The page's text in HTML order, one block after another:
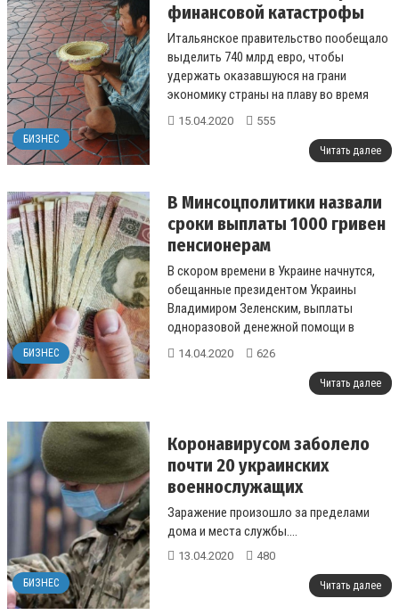
БИЗНЕС
финансовой катастрофы
Итальянское правительство пообещало
выделить 740 млрд евро, чтобы
удержать оказавшуюся на грани
экономику страны на плаву во время
пандемии.
15.04.2020 555
Читать далее
БИЗНЕС
В Минсоцполитики назвали
сроки выплаты 1000 гривен
пенсионерам
В скором времени в Украине начнутся,
обещанные президентом Украины
Владимиром Зеленским, выплаты
одноразовой денежной помощи в
размере 1000 гривен пенсионерам и
14.04.2020 626
Читать далее
БИЗНЕС
Коронавирусом заболело
почти 20 украинских
военнослужащих
Заражение произошло за пределами
дома и места службы....
13.04.2020 480
Читать далее